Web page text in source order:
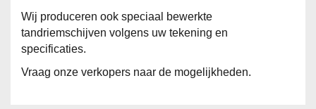
Wij produceren ook speciaal bewerkte
tandriemschijven volgens uw tekening en
specificaties.
Vraag onze verkopers naar de mogelijkheden.